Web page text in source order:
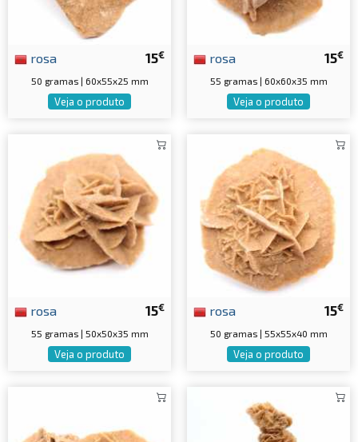
15€
rosa
50 gramas | 60x55x25 mm
Veja o produto
15€
rosa
55 gramas | 60x60x35 mm
Veja o produto
15€
rosa
55 gramas | 50x50x35 mm
Veja o produto
15€
rosa
50 gramas | 55x55x40 mm
Veja o produto